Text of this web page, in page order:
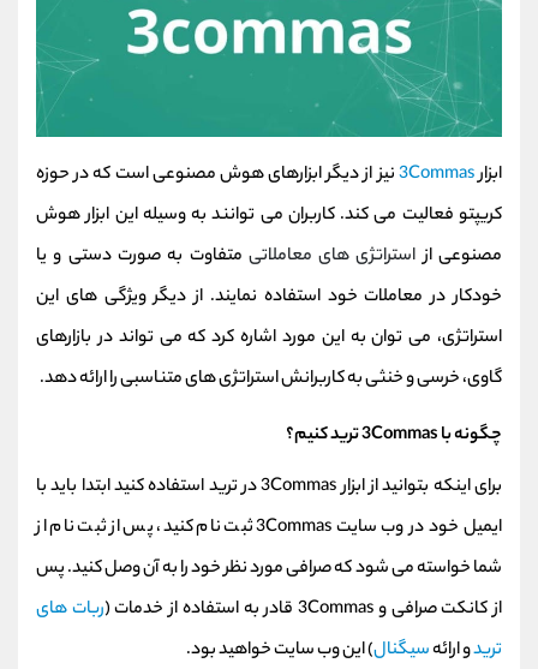
ابزار3Commasنیز از دیگر ابزارهای هوش مصنوعی است که در حوزه
کریپتو فعالیت می کند. کاربران می توانند به وسیله این ابزار هوش
مصنوعی از استراتژی های معاملاتی متفاوت به صورت دستی و یا
خودکار در معاملات خود استفاده نمایند. از دیگر ویژگی های این
استراتژی، می توان به این مورد اشاره کرد که می تواند در بازارهای
گاوی، خرسی و خنثی به کاربرانش استراتژی های متناسبی را ارائه دهد.
چگونه با 3Commas ترید کنیم؟
برای اینکه بتوانید از ابزار3Commasدر ترید استفاده کنید ابتدا باید با
ایمیل خود در وب سایت 3Commas ثبت نام کنید، پس از ثبت نام از
شما خواسته می شود که صرافی مورد نظر خود را به آن وصل کنید. پس
از کانکت صرافی و 3Commas قادر به استفاده از خدمات (
ربات های
تریدو ارائهسیگنال) این وب سایت خواهید بود.